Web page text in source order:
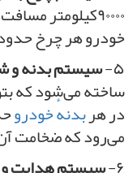
۹۰۰۰۰کیلومتر
خودرو هر چرخ حدود ۹۵ میلیون بار چرخش
۵- سیستم بدنه و
ساخته می‌شود که
در هربدنهٔ خودرو
می‌رود که ضخامت آن۴/۰ تا ۲/